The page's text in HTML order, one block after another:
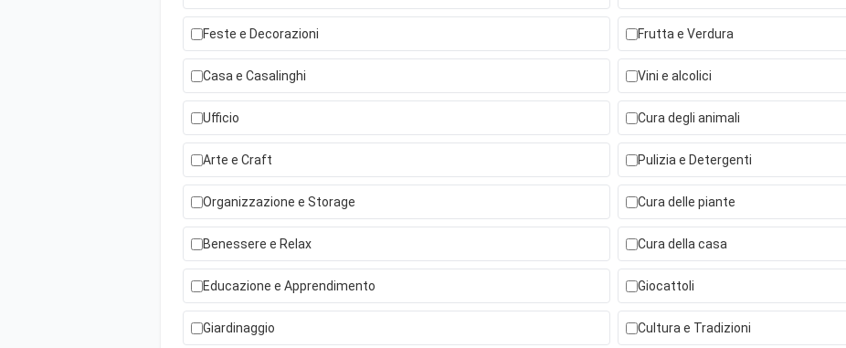
Feste e Decorazioni Frutta e Verdura
Casa e Casalinghi Vini e alcolici
Ufficio Cura degli animali
Arte e Craft Pulizia e Detergenti
Organizzazione e Storage Cura delle piante
Benessere e Relax Cura della casa
Educazione e Apprendimento Giocattoli
Giardinaggio Cultura e Tradizioni